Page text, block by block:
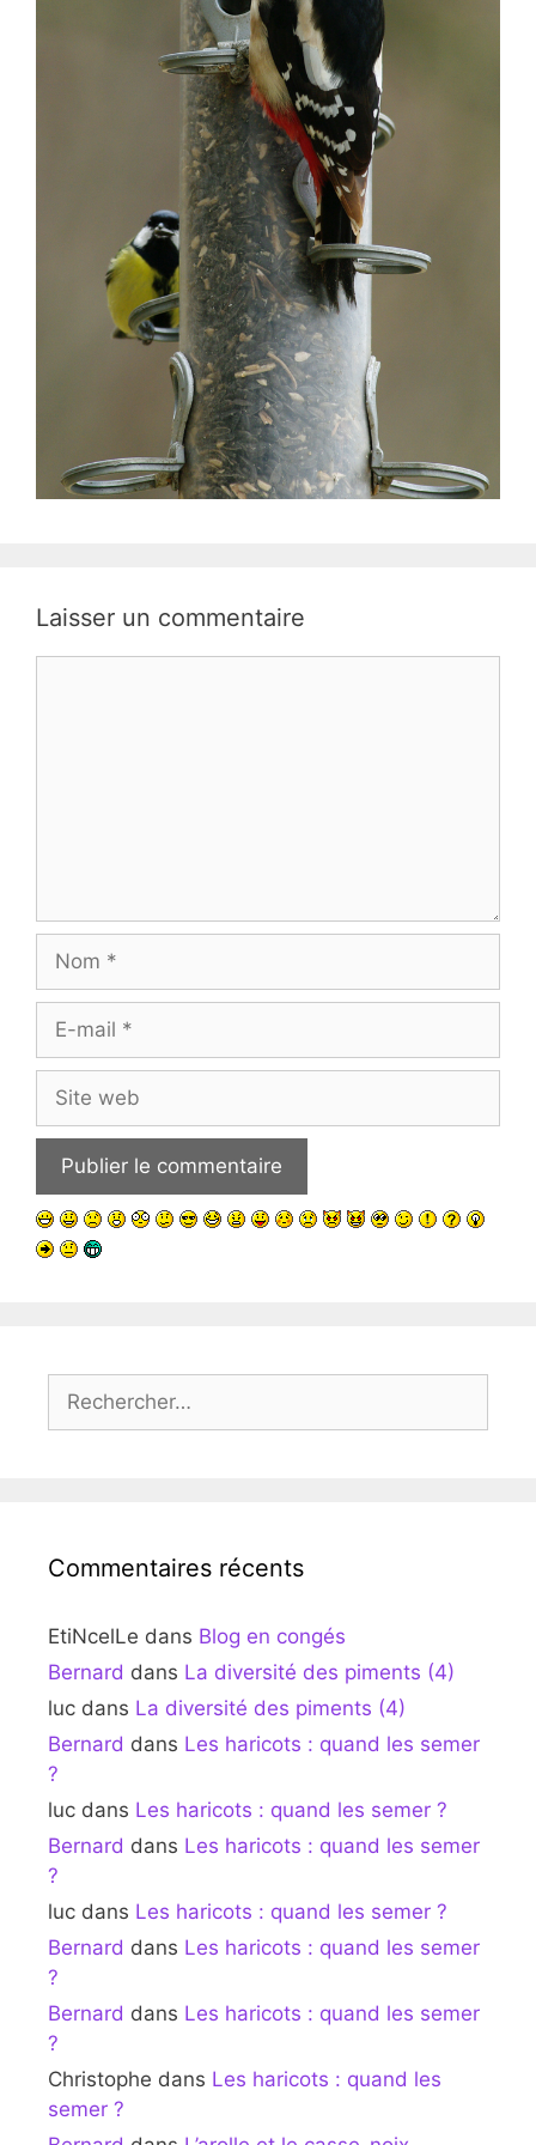
Laisser un commentaire
Nom
Site
web
Rechercher :
Commentaires récents
EtiNcelLe dans Blog en congés
Bernard dans La diversité des piments (4)
luc dans La diversité des piments (4)
Bernard dans Les haricots : quand les semer
?
luc dans Les haricots : quand les semer ?
Bernard dans Les haricots : quand les semer
?
luc dans Les haricots : quand les semer ?
Bernard dans Les haricots : quand les semer
?
Bernard dans Les haricots : quand les semer
?
Christophe dans Les haricots : quand les
semer ?